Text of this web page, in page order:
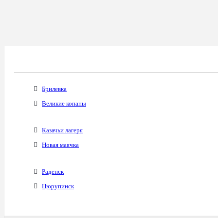
Брилевка
Великие копаны
Казачьи лагеря
Новая маячка
Раденск
Цюрупинск